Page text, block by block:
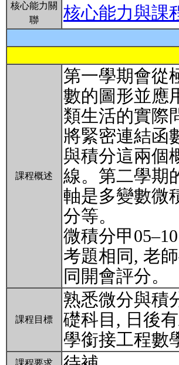
核心能力關
聯
核心能力與課
課程概述
第一學期會從
數的圖形並應
類生活的實際
將緊密連結函
與積分這兩個
線。第二學期
軸是多變數微
分等。
微積分甲
考題相同, 老
同開會評分。
課程目標
熟悉微分與積
礎科目, 日後
學銜接工程數
課程要求